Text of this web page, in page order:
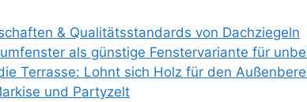
& Qualitätsstandards von Dachziegeln
als günstige Fenstervariante für
Terrasse: Lohnt sich Holz für den
und Partyzelt